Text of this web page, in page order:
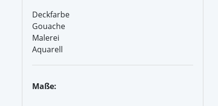
Deckfarbe
Gouache
Malerei
Aquarell
Maße: